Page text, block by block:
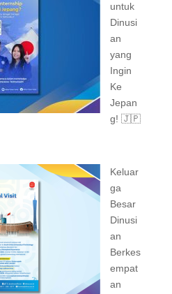
untuk
Dinusi
an
yang
Ingin
Ke
Jepan
g! 🇯🇵
Keluar
ga
Besar
Dinusi
an
Berkes
empat
an